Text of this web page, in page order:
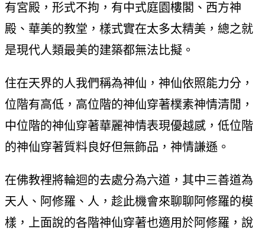
有宮殿，形式不拘，有中式庭園樓閣、西方神
殿、華美的教堂，樣式實在太多太精美，總之就
是現代人類最美的建築都無法比擬。
住在天界的人我們稱為神仙，神仙依照能力分，
位階有高低，高位階的神仙穿著樸素神情清閒，
中位階的神仙穿著華麗神情表現優越感，低位階
的神仙穿著質料良好但無飾品，神情謙遜。
在佛教裡將輪迴的去處分為六道，其中三善道為
天人、阿修羅、人，趁此機會來聊聊阿修羅的模
樣，上面說的各階神仙穿著也適用於阿修羅，說